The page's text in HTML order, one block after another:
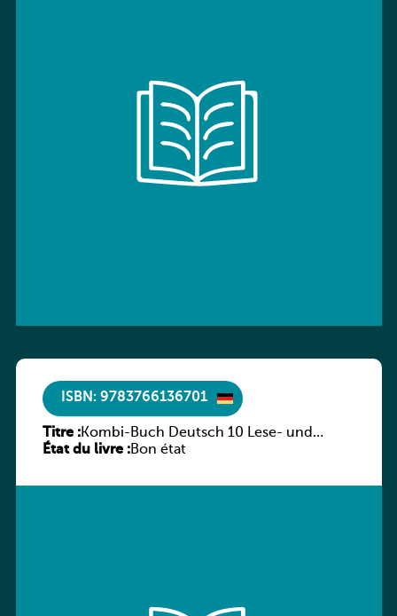
ISBN: 9783766136701
Titre :Kombi-Buch Deutsch 10 Lese- und
Sprachbuch
État du livre :Bon état